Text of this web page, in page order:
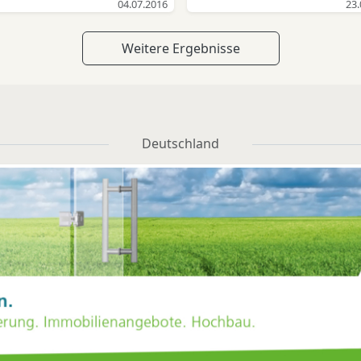
Wirtschaftssenatorin Dr.
stellte insbesondere die
von Arbeitsplätzen
Hamburg. Vor dem
Hintergrund der
geopolitischen Lage
Allianzen mit
Staaten immer
mehr an Bedeutung.
als südlichste
Skandinaviens ist
für unsere Nachbarn
Norden ein attraktiver
für den Zugang zum
und europäischen
zusammen und ist
deutschlandweiten
Consulting-Netzwerkes
Werbekauffrau in
Agentur für
auf der eMobile Academy
bei der WEP
Leise und entspannt ans
Schließlich entschied sie
für einen Tesla Model S
Reichweite. Nicht nur
sagten ihr zu, auch
Technik und
schlechte Erfahrungen
stehen im Fokus. Die
haben da auch ihre
gemacht. Die
vor dem Ziel
liegen zu bleiben, sind
Die Lösung für
über 100 km kann
nur ein engmaschiges,
gehaltenes Netz von
sein.
04.07.2016
wurde alles überschattet
dem noch längst nicht
acta gelegten
weshalb die Nachfrage
so richtig in Gang
will. Gerade wurde
Bundestag ein Gesetz
die Unterstützung
Käufen von
Elektrofahrzeugen und
Geplant ist eine
von 4.000 Euro für
Weitere Ergebnisse
Deutschland